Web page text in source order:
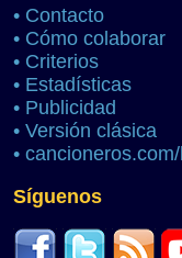
• Contacto
• Cómo colaborar
• Criterios
• Estadísticas
• Publicidad
• Versión clásica
•
Síguenos